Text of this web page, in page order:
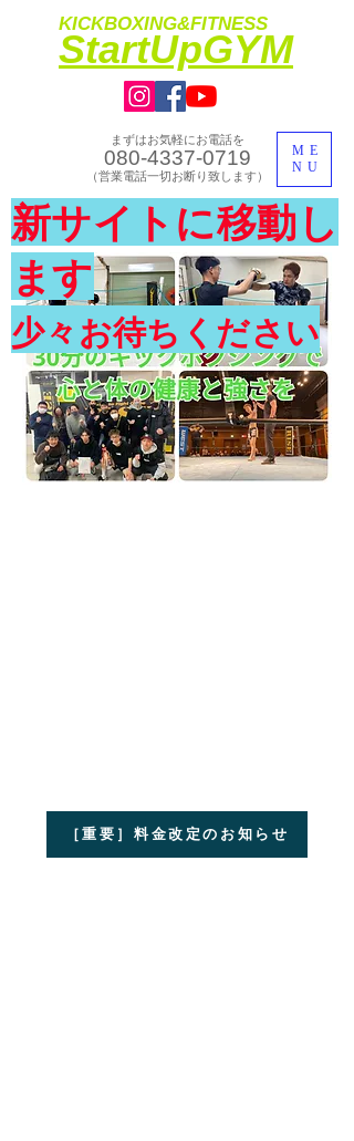
KICKBOXING&FITNESS
​StartUpGYM
ME
NU
まずはお気軽にお電話を
080-4337-0719
​（営業電話一切お断り致します）
​体験入会実施中
新サイトに移動し
ます
少々お待ちください
［重要］料金改定のお知らせ